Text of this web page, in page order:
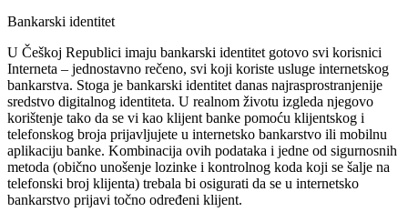
Bankarski identitet
U Češkoj Republici imaju bankarski identitet gotovo svi korisnici
Interneta – jednostavno rečeno, svi koji koriste usluge internetskog
bankarstva. Stoga je bankarski identitet danas najrasprostranjenije
sredstvo digitalnog identiteta. U realnom životu izgleda njegovo
korištenje tako da se vi kao klijent banke pomoću klijentskog i
telefonskog broja prijavljujete u internetsko bankarstvo ili mobilnu
aplikaciju banke. Kombinacija ovih podataka i jedne od sigurnosnih
metoda (obično unošenje lozinke i kontrolnog koda koji se šalje na
telefonski broj klijenta) trebala bi osigurati da se u internetsko
bankarstvo prijavi točno određeni klijent.